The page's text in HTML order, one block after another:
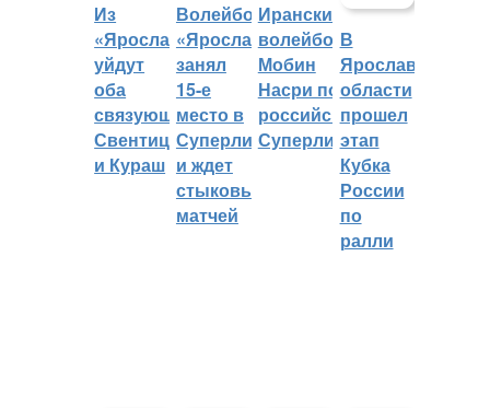
Из
«Ярославича»
уйдут
оба
связующих:
Свентицкис
и Кураш
Волейбольный
«Ярославич»
занял
15-е
место в
Суперлиге
и ждет
стыковых
матчей
Иранский
волейболист
Мобин
Насри покинет
российскую
Суперлигу
В
Ярославской
области
прошел
этап
Кубка
России
по
ралли